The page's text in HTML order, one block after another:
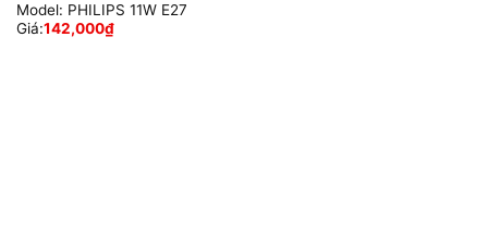
Model: PHILIPS 11W E27
Giá:142,000₫